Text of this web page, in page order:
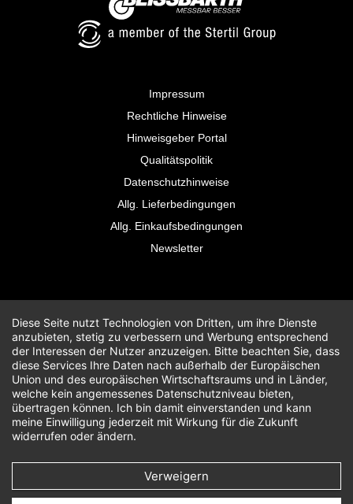
Impressum
Rechtliche Hinweise
Hinweisgeber Portal
Qualitätspolitik
Datenschutzhinweise
Allg. Lieferbedingungen
Allg. Einkaufsbedingungen
Newsletter
Diese Seite nutzt Technologien von Dritten, um ihre Dienste
anzubieten, stetig zu verbessern und Werbung entsprechend
der Interessen der Nutzer anzuzeigen. Bitte beachten Sie, dass
diese Services Ihre Daten nach außerhalb der Europäischen
Union und des europäischen Wirtschaftsraums und in Länder,
welche kein angemessenes Datenschutzniveau bieten,
übertragen können. Ich bin damit einverstanden und kann
meine Einwilligung jederzeit mit Wirkung für die Zukunft
widerrufen oder ändern.
Verweigern